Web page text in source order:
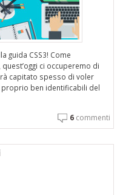
guida CSS3! Come
ci occuperemo di
capitato spesso di voler
ben identificabili del
6 commenti